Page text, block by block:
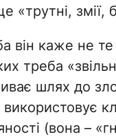
«трутні, змії,
він каже не
треба
шлях до
(вона –